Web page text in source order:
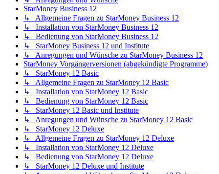
StarMoney Business 12
↳ Allgemeine Fragen zu StarMoney Business 12
↳ Installation von StarMoney Business 12
↳ Bedienung von StarMoney Business 12
↳ StarMoney Business 12 und Institute
↳ Anregungen und Wünsche zu StarMoney Business 12
StarMoney Vorgängerversionen (abgekündigte Programme)
↳ StarMoney 12 Basic
↳ Allgemeine Fragen zu StarMoney 12 Basic
↳ Installation von StarMoney 12 Basic
↳ Bedienung von StarMoney 12 Basic
↳ StarMoney 12 Basic und Institute
↳ Anregungen und Wünsche zu StarMoney 12 Basic
↳ StarMoney 12 Deluxe
↳ Allgemeine Fragen zu StarMoney 12 Deluxe
↳ Installation von StarMoney 12 Deluxe
↳ Bedienung von StarMoney 12 Deluxe
↳ StarMoney 12 Deluxe und Institute